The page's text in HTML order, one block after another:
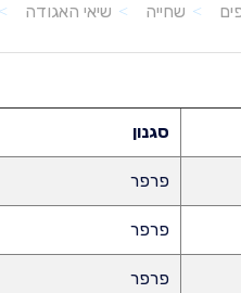
שחייה שיאי האגודה
סגנון
פרפר
פרפר
פרפר